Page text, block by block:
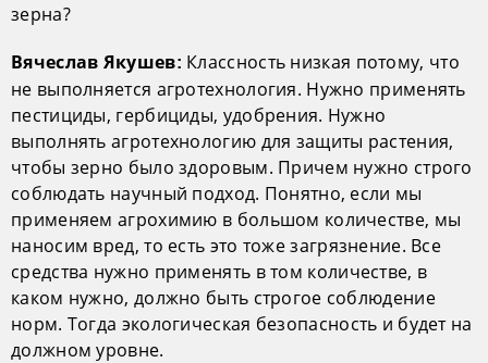
зерна?
Вячеслав Якушев: Классность низкая потому, что
не выполняется агротехнология. Нужно применять
пестициды, гербициды, удобрения. Нужно
выполнять агротехнологию для защиты растения,
чтобы зерно было здоровым. Причем нужно строго
соблюдать научный подход. Понятно, если мы
применяем агрохимию в большом количестве, мы
наносим вред, то есть это тоже загрязнение. Все
средства нужно применять в том количестве, в
каком нужно, должно быть строгое соблюдение
норм. Тогда экологическая безопасность и будет на
должном уровне.